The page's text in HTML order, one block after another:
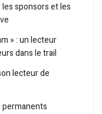
sponsors et les
» : un lecteur
dans le trail
lecteur de
permanents